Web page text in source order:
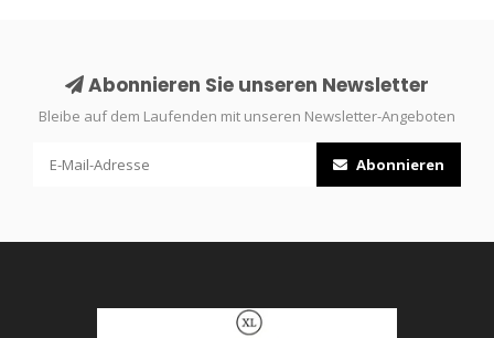
Abonnieren Sie unseren Newsletter
Bleibe auf dem Laufenden mit unseren Newsletter-Angeboten
Abonnieren